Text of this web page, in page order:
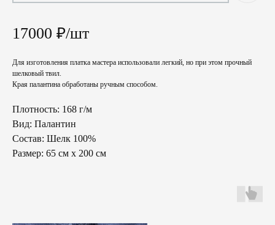
17000 ₽/шт
Для изготовления платка мастера использовали легкий, но при этом прочный
шелковый твил.
Края палантина обработаны ручным способом.
Плотность: 168 г/м
Вид: Палантин
Состав: Шелк 100%
Размер: 65 см х 200 см